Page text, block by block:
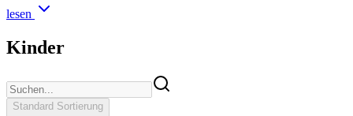
lesen
Kinder
Standard Sortierung